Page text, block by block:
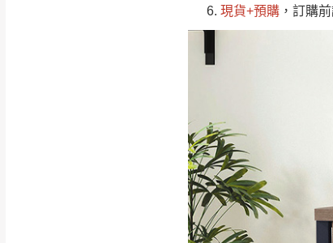
現貨+預購 ，訂購
（洽詢方
苗栗至基
保護物流
行支付。
因大型傢俱
會再與您